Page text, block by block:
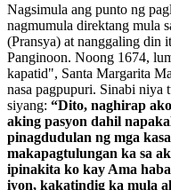
Nagsimula ang punto ng
nagmumula direktang mula
(Pransya) at nanggaling din
Panginoon. Noong 1674,
kapatid", Santa Margarita
nasa pagpupuri. Sinabi niya
siyang: “Dito, naghirap
aking pasyon dahil
pinagdudulan ng mga
makapagtulungan ka sa
ipinakita ko kay Ama
iyon, kakatindig ka mula